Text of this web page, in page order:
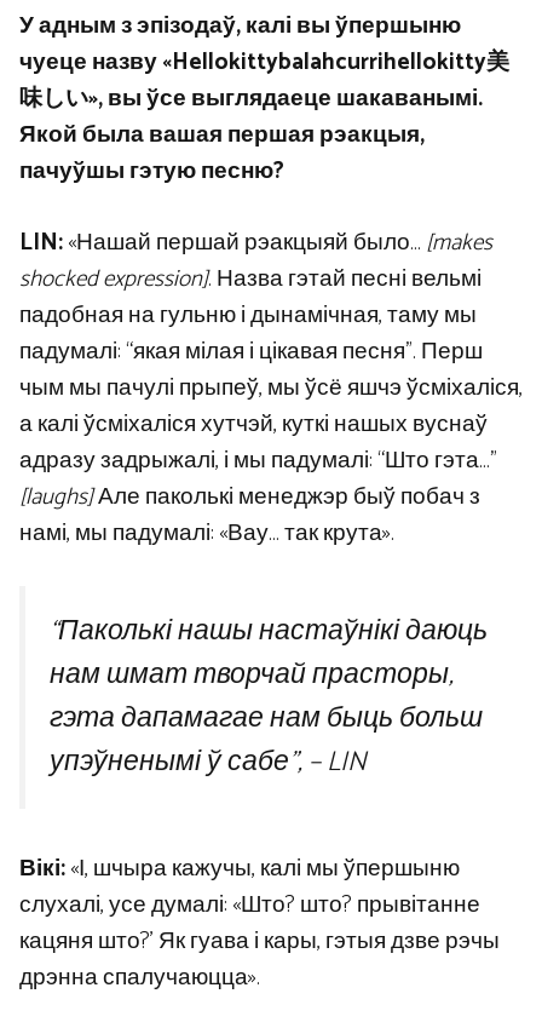
У адным з эпізодаў, калі вы ўпершыню
чуеце назву «Hellokittybalahcurrihellokitty美
味しい», вы ўсе выглядаеце шакаванымі.
Якой была вашая першая рэакцыя,
пачуўшы гэтую песню?
LIN:«Нашай першай рэакцыяй было…[makes
shocked expression]. Назва гэтай песні вельмі
падобная на гульню і дынамічная, таму мы
падумалі: “якая мілая і цікавая песня”. Перш
чым мы пачулі прыпеў, мы ўсё яшчэ ўсміхаліся,
а калі ўсміхаліся хутчэй, куткі нашых вуснаў
адразу задрыжалі, і мы падумалі: “Што гэта…”
[laughs]Але паколькі менеджэр быў побач з
намі, мы падумалі: «Вау… так крута».
“Паколькі нашы настаўнікі даюць
нам шмат творчай прасторы,
гэта дапамагае нам быць больш
упэўненымі ў сабе”, – LIN
Вікі:«І, шчыра кажучы, калі мы ўпершыню
слухалі, усе думалі: «Што? што? прывітанне
кацяня што?’ Як гуава і кары, гэтыя дзве рэчы
дрэнна спалучаюцца».